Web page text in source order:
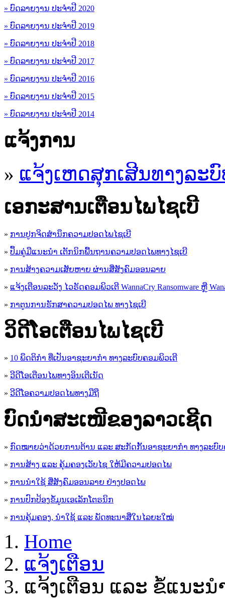
» ບົດລາຍງານ ປະຈຳປີ 2020
» ບົດລາຍງານ ປະຈຳປີ 2019
» ບົດລາຍງານ ປະຈຳປີ 2018
» ບົດລາຍງານ ປະຈຳປີ 2017
» ບົດລາຍງານ ປະຈຳປີ 2016
» ບົດລາຍງານ ປະຈຳປີ 2015
» ບົດລາຍງານ ປະຈຳປີ 2014
ແຈ້ງການ
» ແຈ້ງເຫດສຸກເສີນທາງລະ
ເອ​ກະ​ສານເຕືອນໄພໄຊເບີ
» ການປູກຈິດສໍານຶກຄວາມປອດໄພໄຊເບີ
» ປຶ້ມຄູ່ມືແນະນໍາ ເຕັກນິກພື້ນຖານຄວາມປອດໄພທາງໄຊເບີ
» ການສ້າງຄວາມເສັຍຫາຍ ຜ່ານສື່ສັງຄົມອອນລາຍ
» ແຈ້ງເຕືອນລະວັງ ໄວຣັດຄອມພິວເຕີ WannaCry Ransomware ຫຼື
» ກາຕູນການຮັກສາຄວາມປອດໄພ ທາງໄຊເບີ
ວິດີໂອເຕືອນໄພໄຊເບີ
» 10 ພຶດຕິກໍາ ທີ່ເປັນອາຊະຍາກໍາ ທາງລະບົບຄອມພິວເຕີ
» ວີດີໂອເຕືອນໄພທາງອິນເຕີເນັດ
» ວ​ີ​ດີ​ໂອ​ຄວາມ​ປອດ​ໄພ​ທາງ​ມື​ຖື
ບົດນຳສະເໜີຂອງລາວເຊີດ
» ກົດໝາຍວ່າດ້ວຍການຕ້ານ ແລະ ສະກັດກັ້ນອາຊະຍາກຳ ທາງລະບົບ
» ການສ້າງ ແລະ ຄຸ້ມຄອງເວັບໄຊ ໃຫ້ມີຄວາມປອດໄພ
» ການນຳໃຊ້ ສື່ສັງຄົມອອນລາຍ ຢ່າງປອດໄພ
» ການ​ປົກ​ປ້ອງ​ຂໍ້​ມູນ​ເອ​ເລັກ​ໂຕ​ຣ​ນິກ
» ການຄຸ້ມຄອງ, ນໍາໃຊ້ ແລະ ພັດທະນາສື່ໃນໄລຍະໃໝ່
Home
ແຈ້ງເຕືອນ
ແຈ້ງເຕືອນ ແລະ ຂໍ້ແນະ